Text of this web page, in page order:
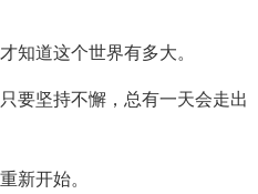
知道这个世界有多大。
要坚持不懈，总有一天会走出
新开始。